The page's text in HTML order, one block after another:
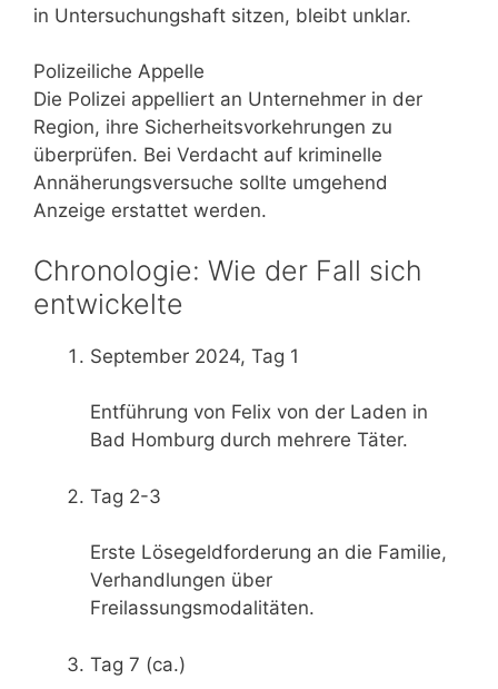
in Untersuchungshaft sitzen, bleibt unklar.
Polizeiliche Appelle
Die Polizei appelliert an Unternehmer in der
Region, ihre Sicherheitsvorkehrungen zu
überprüfen. Bei Verdacht auf kriminelle
Annäherungsversuche sollte umgehend
Anzeige erstattet werden.
Chronologie: Wie der Fall sich
entwickelte
September 2024, Tag 1
Entführung von Felix von der Laden in
Bad Homburg durch mehrere Täter.
Tag 2-3
Erste Lösegeldforderung an die Familie,
Verhandlungen über
Freilassungsmodalitäten.
Tag 7 (ca.)